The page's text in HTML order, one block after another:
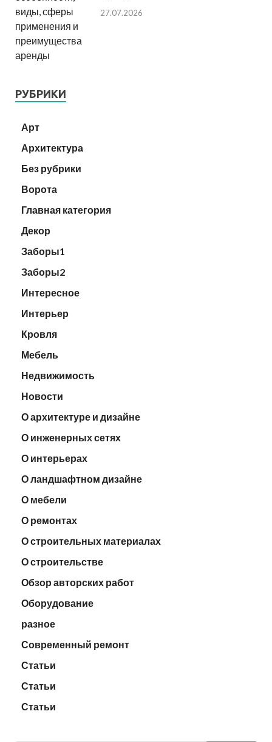
27.07.2026
РУБРИКИ
Арт
Архитектура
Без рубрики
Ворота
Главная категория
Декор
Заборы1
Заборы2
Интересное
Интерьер
Кровля
Мебель
Недвижимость
Новости
О архитектуре и дизайне
О инженерных сетях
О интерьерах
О ландшафтном дизайне
О мебели
О ремонтах
О строительных материалах
О строительстве
Обзор авторских работ
Оборудование
разное
Современный ремонт
Статьи
Статьи
Статьи